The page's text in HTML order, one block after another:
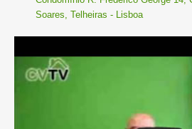
Soares, Telheiras - Lisboa